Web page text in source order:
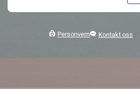
Personvern Kontakt oss